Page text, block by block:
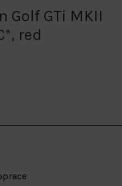
Golf GTi MKII
red